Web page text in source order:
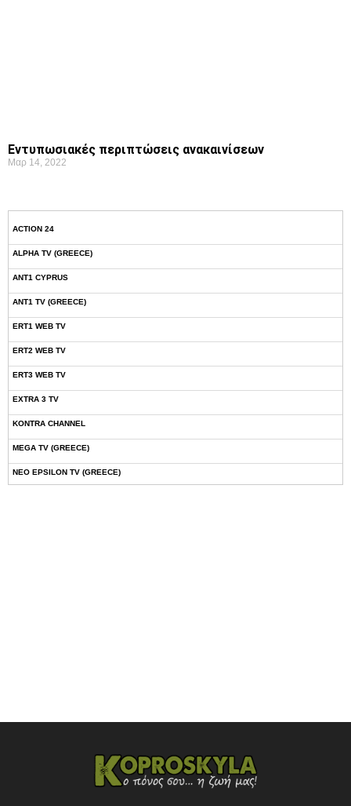
Εντυπωσιακές περιπτώσεις ανακαινίσεων
Μαρ 14, 2022
ACTION 24
ALPHA TV (GREECE)
ANT1 CYPRUS
ANT1 TV (GREECE)
ERT1 WEB TV
ERT2 WEB TV
ERT3 WEB TV
EXTRA 3 TV
KONTRA CHANNEL
MEGA TV (GREECE)
NEO EPSILON TV (GREECE)